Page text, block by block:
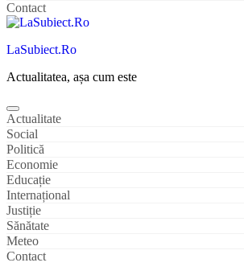
Contact
LaSubiect.Ro
Actualitatea, așa cum este
Actualitate
Social
Politică
Economie
Educație
Internațional
Justiție
Sănătate
Meteo
Contact